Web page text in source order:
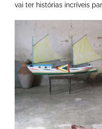
vai ter histórias incríveis